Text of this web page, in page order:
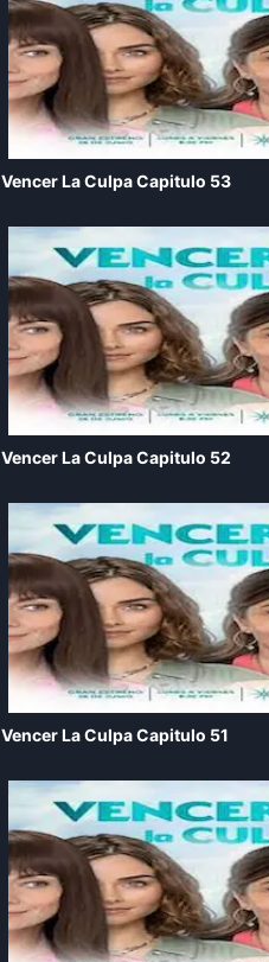
Vencer La Culpa Capitulo 53
Vencer La Culpa Capitulo 52
Vencer La Culpa Capitulo 51